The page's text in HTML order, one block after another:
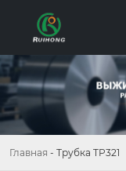
Главная - Трубка TP321